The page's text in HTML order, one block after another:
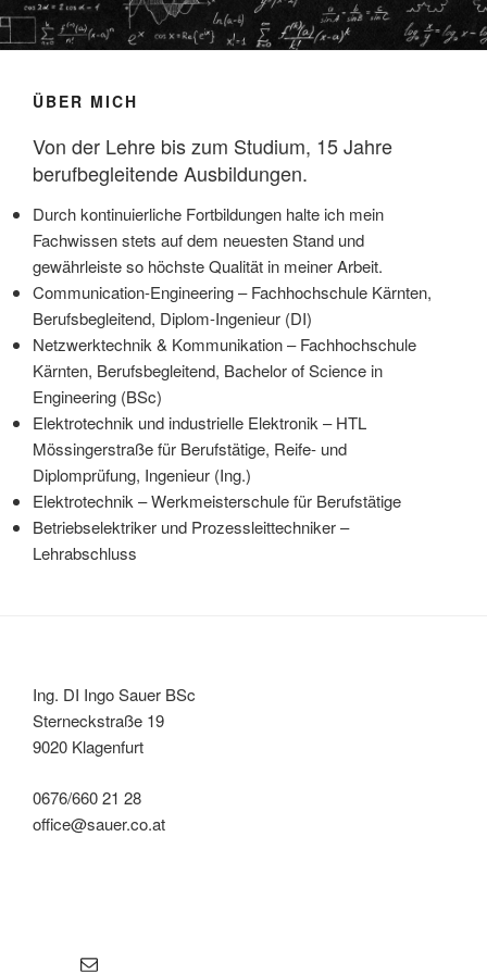
ÜBER MICH
Von der Lehre bis zum Studium, 15 Jahre
berufbegleitende Ausbildungen.
Durch kontinuierliche Fortbildungen halte ich mein
Fachwissen stets auf dem neuesten Stand und
gewährleiste so höchste Qualität in meiner Arbeit.
Communication-Engineering – Fachhochschule Kärnten,
Berufsbegleitend, Diplom-Ingenieur (DI)
Netzwerktechnik & Kommunikation – Fachhochschule
Kärnten, Berufsbegleitend, Bachelor of Science in
Engineering (BSc)
Elektrotechnik und industrielle Elektronik – HTL
Mössingerstraße für Berufstätige, Reife- und
Diplomprüfung, Ingenieur (Ing.)
Elektrotechnik – Werkmeisterschule für Berufstätige
Betriebselektriker und Prozessleittechniker –
Lehrabschluss
Ing. DI Ingo Sauer BSc
Sterneckstraße 19
9020 Klagenfurt
0676/660 21 28
office@sauer.co.at
E-Mail